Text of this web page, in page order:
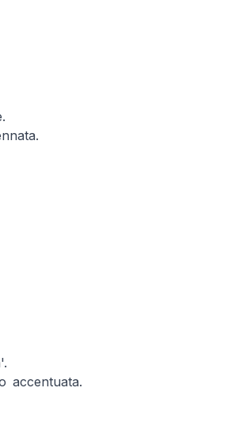
accentuata.